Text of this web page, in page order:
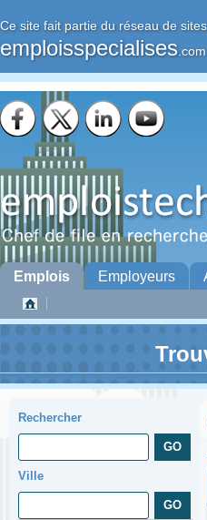
Ce site fait partie du réseau de
emploisspecialises .com
Emplois Employeurs
Rechercher
Ville